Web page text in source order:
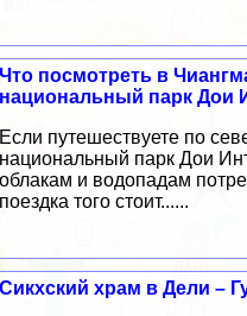
Что посмотреть в
национальный парк Дои
Если путешествуете по
национальный парк Дои
облакам и водопадам
поездка того стоит......
Сикхский храм в Дели –